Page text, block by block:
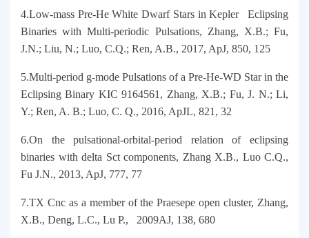
4.Low-mass Pre-He White Dwarf Stars in Kepler Eclipsing
Binaries with Multi-periodic Pulsations, Zhang, X.B.; Fu,
J.N.; Liu, N.; Luo, C.Q.; Ren, A.B., 2017, ApJ, 850, 125
5.Multi-period g-mode Pulsations of a Pre-He-WD Star in the
Eclipsing Binary KIC 9164561, Zhang, X.B.; Fu, J. N.; Li,
Y.; Ren, A. B.; Luo, C. Q., 2016, ApJL, 821, 32
6.On the pulsational-orbital-period relation of eclipsing
binaries with delta Sct components, Zhang X.B., Luo C.Q.,
Fu J.N., 2013, ApJ, 777, 77
7.TX Cnc as a member of the Praesepe open cluster, Zhang,
X.B., Deng, L.C., Lu P., 2009AJ, 138, 680